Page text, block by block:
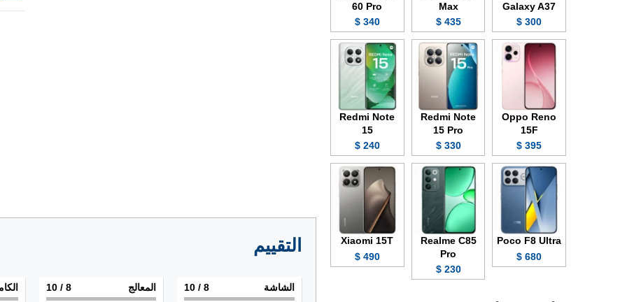
التقييم
الشاشة 8
/ 10 المعالج 8
/ 10
Galaxy A37
300 $
Max
435 $
60 Pro
340 $
Oppo Reno
15F
395 $
Redmi Note
15 Pro
330 $
Redmi Note
15
240 $
Poco F8 Ultra
680 $
Realme C85
Pro
230 $
Xiaomi 15T
490 $